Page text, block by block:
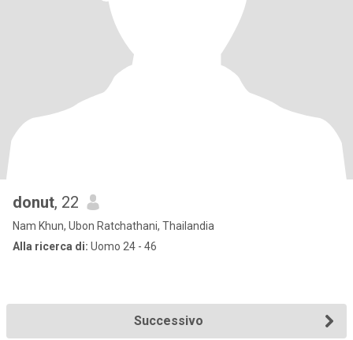
donut, 22
Nam Khun, Ubon Ratchathani, Thailandia
Alla ricerca di: Uomo 24 - 46
Successivo